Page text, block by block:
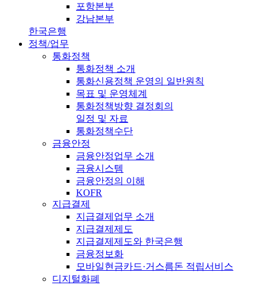
포항본부
강남본부
한국은행
정책/업무
통화정책
통화정책 소개
통화신용정책 운영의 일반원칙
목표 및 운영체계
통화정책방향 결정회의
일정 및 자료
통화정책수단
금융안정
금융안정업무 소개
금융시스템
금융안정의 이해
KOFR
지급결제
지급결제업무 소개
지급결제제도
지급결제제도와 한국은행
금융정보화
모바일현금카드·거스름돈 적립서비스
디지털화폐